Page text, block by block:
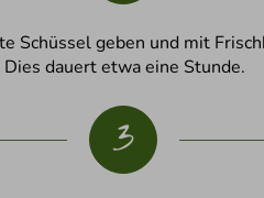
geben und mit
dauert etwa eine Stunde.
3